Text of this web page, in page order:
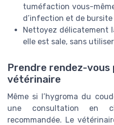
tuméfaction vous-
d’infection et de
Nettoyez délicatement
elle est sale, sans
Prendre rendez-vous
vétérinaire
Même si l’hygroma du
une consultation en
recommandée. Le